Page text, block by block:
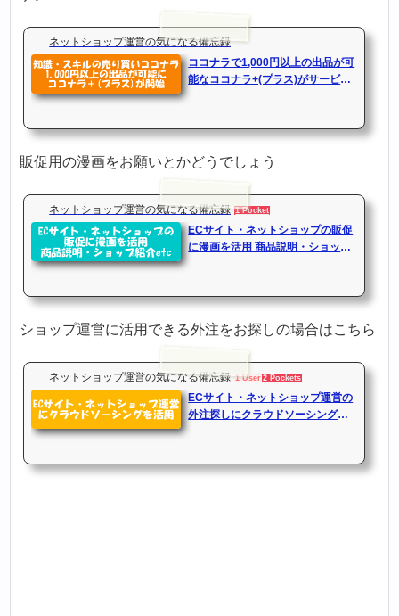
ネットショップ運営の気になる備忘録
ココナラで1,000円以上の出品が可
能なココナラ+(プラス)がサービス
販促用の漫画をお願いとかどうでしょう
ネットショップ運営の気になる備忘録 1 Pocket
ECサイト・ネットショップの販促
に漫画を活用 商品説明・ショップ
ショップ運営に活用できる外注をお探しの場合はこちら
ネットショップ運営の気になる備忘録 1 User 2 Pockets
ECサイト・ネットショップ運営の
外注探しにクラウドソーシングを